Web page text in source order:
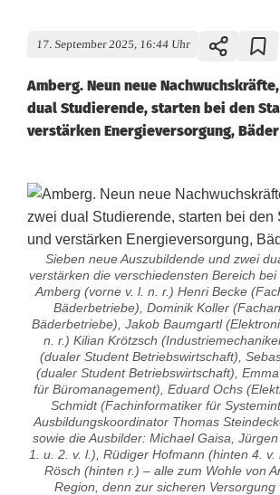
17. September 2025, 16:44 Uhr
Amberg. Neun neue
dual Studierende, starten bei den
verstärken Energieversorgung,
Sieben neue Auszubildende und zwei
verstärken die verschiedensten Bereich
Amberg (vorne v. l. n. r.) Henri Becke
Bäderbetriebe), Dominik Koller
Bäderbetriebe), Jakob Baumgartl
n. r.) Kilian Krötzsch
(dualer Student Betriebswirtschaft),
(dualer Student Betriebswirtschaft),
für Büromanagement), Eduard Ochs
Schmidt (Fachinformatiker für
Ausbildungskoordinator Thomas
sowie die Ausbilder: Michael Gaisa,
1. u. 2. v. l.), Rüdiger Hofmann (hinten 4. v.
Rösch (hinten r.) – alle zum Wohle von
Region, denn zur sicheren Versorgung